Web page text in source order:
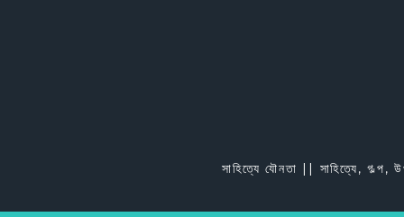
সাহিত্যে যৌনতা || সাহিত্যে, গল্প,